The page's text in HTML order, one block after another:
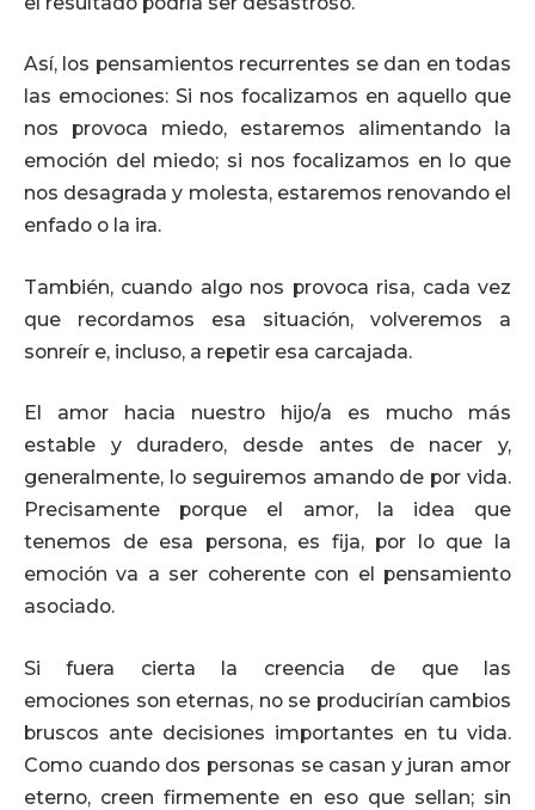
Así, los pensamientos recurrentes se dan en todas
las emociones: Si nos focalizamos en aquello que
nos provoca miedo, estaremos alimentando la
emoción del miedo; si nos focalizamos en lo que
nos desagrada y molesta, estaremos renovando el
enfado o la ira.
También, cuando algo nos provoca risa, cada vez
que recordamos esa situación, volveremos a
sonreír e, incluso, a repetir esa carcajada.
El amor hacia nuestro hijo/a es mucho más
estable y duradero, desde antes de nacer y,
generalmente, lo seguiremos amando de por vida.
Precisamente porque el amor, la idea que
tenemos de esa persona, es fija, por lo que la
emoción va a ser coherente con el pensamiento
asociado.
Si fuera cierta la creencia de que las
emociones son eternas, no se producirían cambios
bruscos ante decisiones importantes en tu vida.
Como cuando dos personas se casan y juran amor
eterno, creen firmemente en eso que sellan; sin